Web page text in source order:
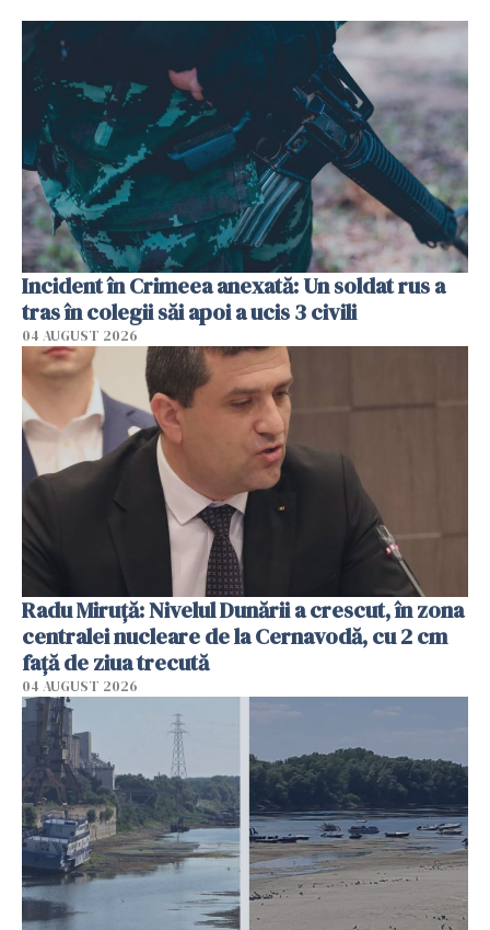
Incident în Crimeea anexată: Un soldat rus a
tras în colegii săi apoi a ucis 3 civili
04 AUGUST 2026
Radu Miruţă: Nivelul Dunării a crescut, în zona
centralei nucleare de la Cernavodă, cu 2 cm
faţă de ziua trecută
04 AUGUST 2026